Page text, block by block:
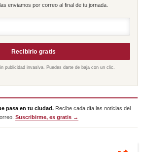
enviamos por correo al final de tu jornada.
Recibirlo gratis
publicidad invasiva. Puedes darte de baja con un clic.
pasa en tu ciudad. Recibe cada día las noticias del
Suscribirme, es gratis →